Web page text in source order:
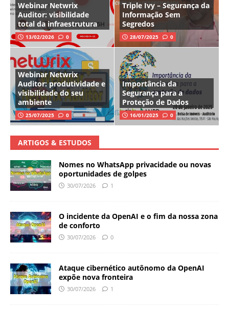
Webinar Netwrix
Auditor: visibilidade
total da infraestrutura
13/02/2026 0
Triple Ivy – Segurança da
Informação Sem
Segredos
28/07/2025 0
Webinar Netwrix
Auditor: produtividade e
visibilidade do seu
ambiente
25/07/2025 0
Importância da
Segurança para a
Proteção de Dados
16/01/2025 0
ARTIGOS & ESTUDOS
Nomes no WhatsApp privacidade ou novas
oportunidades de golpes
30/07/2026 1
O incidente da OpenAI e o fim da nossa zona
de conforto
30/07/2026 0
Ataque cibernético autônomo da OpenAI
expõe nova fronteira
30/07/2026 1